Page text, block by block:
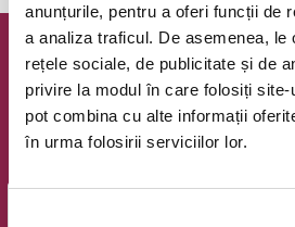
anunțurile, pentru a oferi funcții de
a analiza traficul. De asemenea, le
rețele sociale, de publicitate și de
privire la modul în care folosiți
pot combina cu alte informații
în urma folosirii serviciilor lor.
Newsletter @
Oferte exclusive si o editie
evenimente.